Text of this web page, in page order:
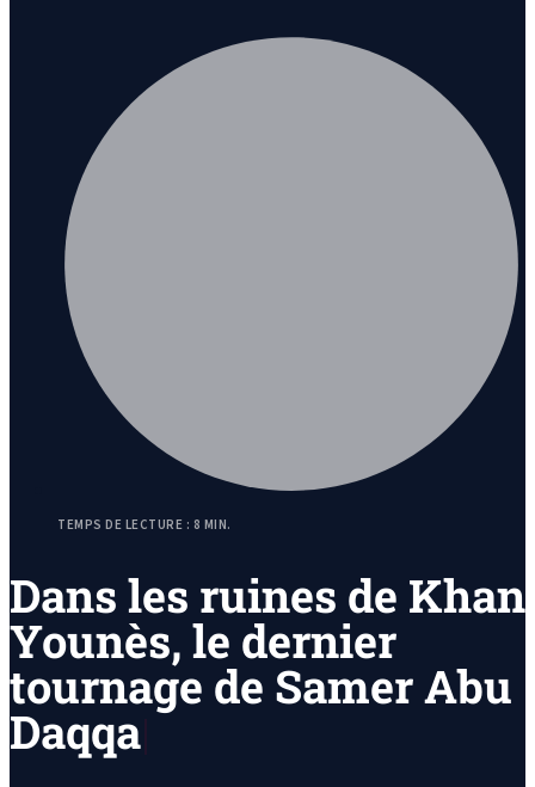
TEMPS DE LECTURE : 8 MIN.
Dans les ruines de Khan
Younès, le dernier
tournage de Samer Abu
Daqqa